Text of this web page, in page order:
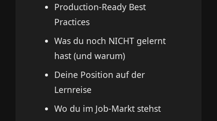
Production-Ready Best
Practices
Was du noch NICHT gelernt
hast (und warum)
Deine Position auf der
Lernreise
Wo du im Job-Markt stehst